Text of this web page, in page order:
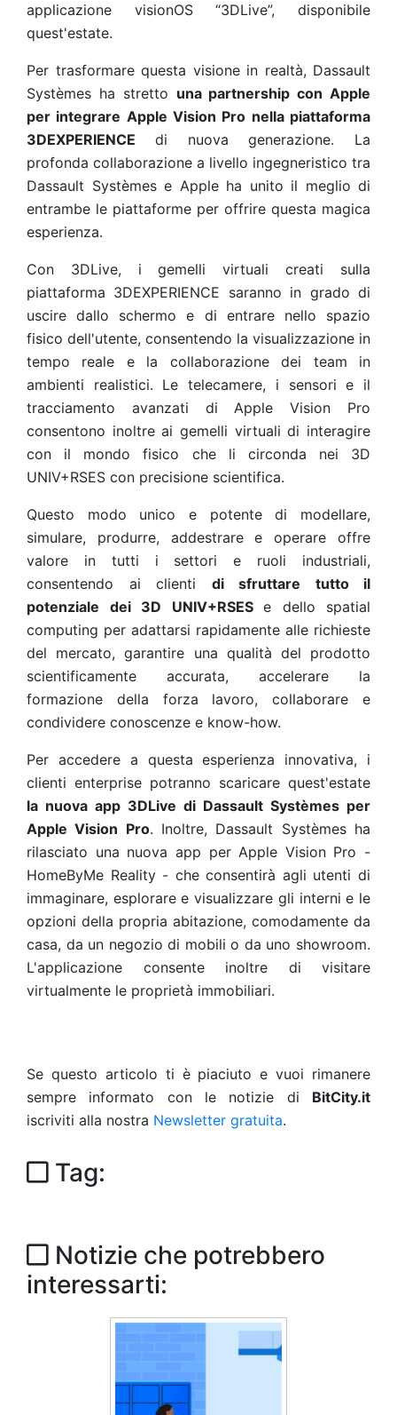
applicazione visionOS “3DLive”, disponibile
quest'estate.
Per trasformare questa visione in realtà, Dassault
Systèmes ha stretto una partnership con Apple
per integrare Apple Vision Pro nella piattaforma
3DEXPERIENCE di nuova generazione. La
profonda collaborazione a livello ingegneristico tra
Dassault Systèmes e Apple ha unito il meglio di
entrambe le piattaforme per offrire questa magica
esperienza.
Con 3DLive, i gemelli virtuali creati sulla
piattaforma 3DEXPERIENCE saranno in grado di
uscire dallo schermo e di entrare nello spazio
fisico dell'utente, consentendo la visualizzazione in
tempo reale e la collaborazione dei team in
ambienti realistici. Le telecamere, i sensori e il
tracciamento avanzati di Apple Vision Pro
consentono inoltre ai gemelli virtuali di interagire
con il mondo fisico che li circonda nei 3D
UNIV+RSES con precisione scientifica.
Questo modo unico e potente di modellare,
simulare, produrre, addestrare e operare offre
valore in tutti i settori e ruoli industriali,
consentendo ai clienti di sfruttare tutto il
potenziale dei 3D UNIV+RSES e dello spatial
computing per adattarsi rapidamente alle richieste
del mercato, garantire una qualità del prodotto
scientificamente accurata, accelerare la
formazione della forza lavoro, collaborare e
condividere conoscenze e know-how.
Per accedere a questa esperienza innovativa, i
clienti enterprise potranno scaricare quest'estate
la nuova app 3DLive di Dassault Systèmes per
Apple Vision Pro. Inoltre, Dassault Systèmes ha
rilasciato una nuova app per Apple Vision Pro -
HomeByMe Reality - che consentirà agli utenti di
immaginare, esplorare e visualizzare gli interni e le
opzioni della propria abitazione, comodamente da
casa, da un negozio di mobili o da uno showroom.
L'applicazione consente inoltre di visitare
virtualmente le proprietà immobiliari.
Se questo articolo ti è piaciuto e vuoi rimanere
sempre informato con le notizie di BitCity.it
iscriviti alla nostra Newsletter gratuita.
Tag:
Notizie che potrebbero
interessarti: